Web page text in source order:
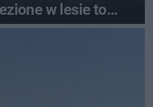
w lesie to
Jowita Zielińska